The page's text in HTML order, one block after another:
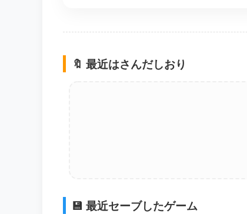
🔖 最近はさんだしおり
💾 最近セーブしたゲーム